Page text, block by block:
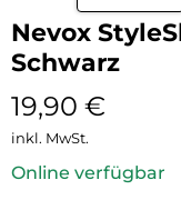
Nevox
Schwarz
19,90 €
inkl. MwSt.
Online verfügbar